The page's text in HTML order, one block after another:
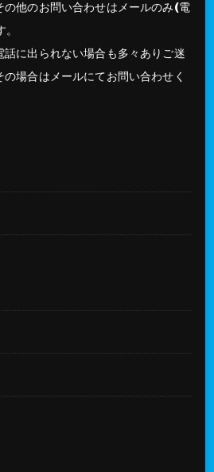
他のお問い合わせはメールのみ(電
に出られない場合も多々ありご迷
場合はメールにてお問い合わせく